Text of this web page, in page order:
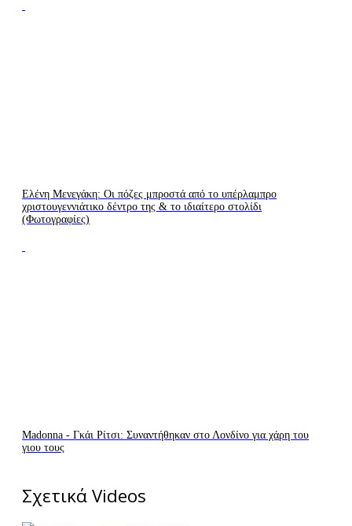
Ελένη Μενεγάκη: Οι πόζες μπροστά από το υπέρλαμπρο
χριστουγεννιάτικο δέντρο της & το ιδιαίτερο στολίδι
(Φωτογραφίες)
Madonna - Γκάι Ρίτσι: Συναντήθηκαν στο Λονδίνο για χάρη του
γιου τους
Σχετικά Videos